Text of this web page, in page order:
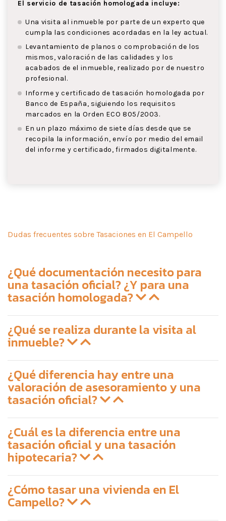
El servicio de tasación homologada incluye:
Una visita al inmueble por parte de un experto que
cumpla las condiciones acordadas en la ley actual.
Levantamiento de planos o comprobación de los
mismos, valoración de las calidades y los
acabados de el inmueble, realizado por de nuestro
profesional.
Informe y certificado de tasación homologada por
Banco de España, siguiendo los requisitos
marcados en la Orden ECO 805/2003.
En un plazo máximo de siete días desde que se
recopila la información, envío por medio del email
del informe y certificado, firmados digitalmente.
Dudas frecuentes sobre Tasaciones en El Campello
¿Qué documentación necesito para
una tasación oficial? ¿Y para una
tasación homologada?
¿Qué se realiza durante la visita al
inmueble?
¿Qué diferencia hay entre una
valoración de asesoramiento y una
tasación oficial?
¿Cuál es la diferencia entre una
tasación oficial y una tasación
hipotecaria?
¿Cómo tasar una vivienda en El
Campello?